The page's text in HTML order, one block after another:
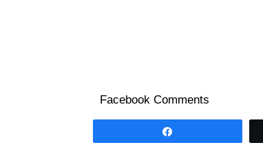
Facebook Comments